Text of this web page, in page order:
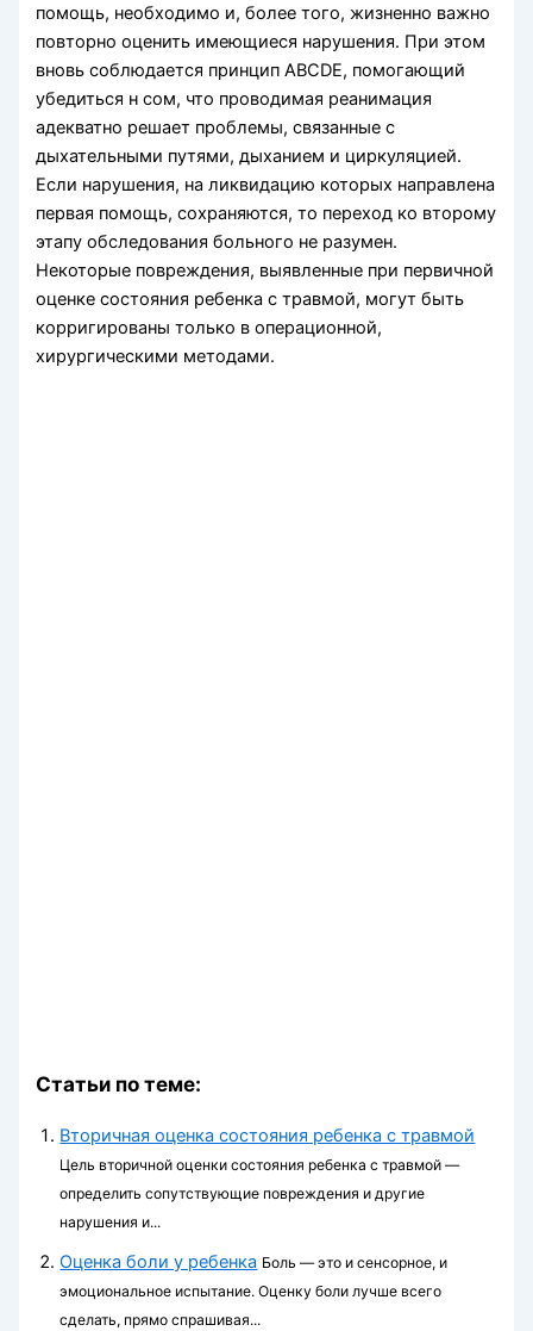
помощь, необходимо и, более того, жизненно важно
повторно оценить имеющиеся на­рушения. При этом
вновь соблюдается принцип АВСDЕ, помогающий
убедиться н сом, что прово­димая реанимация
адекватно решает проблемы, связанные с
дыхательными путями, дыханием и циркуляцией.
Если нарушения, на ликвидацию которых направлена
первая помощь, сохраняются, то переход ко второму
этапу обследования больно­го не разумен.
Некоторые повреждения, выявлен­ные при первичной
оценке состояния ребенка с травмой, могут быть
корриги­рованы только в операционной,
хирургическими методами.
Статьи по теме:
Вторичная оценка состояния ребенка с травмой
Цель вторичной оценки состояния ребенка с травмой —
определить сопутству­ющие повреждения и другие
нарушения и...
Оценка боли у ребенка Боль — это и сенсорное, и
эмоциональное испы­тание. Оценку боли лучше всего
сделать, прямо спрашивая...